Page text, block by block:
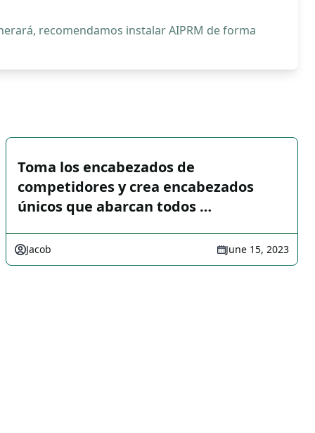
recomendamos instalar AIPRM de forma
Toma los encabezados de
competidores y crea encabezados
únicos que abarcan todos …
Jacob June 15, 2023